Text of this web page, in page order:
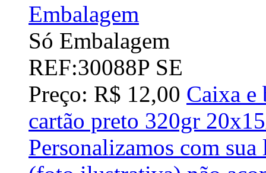
Só Embalagem
REF:30088P SE
Preço: R$ 12,00 Caixa e
cartão preto 320gr
Personalizamos com